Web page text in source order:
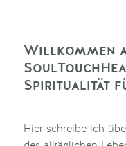
Willkommen
Spiritualität
Hier schreibe ich